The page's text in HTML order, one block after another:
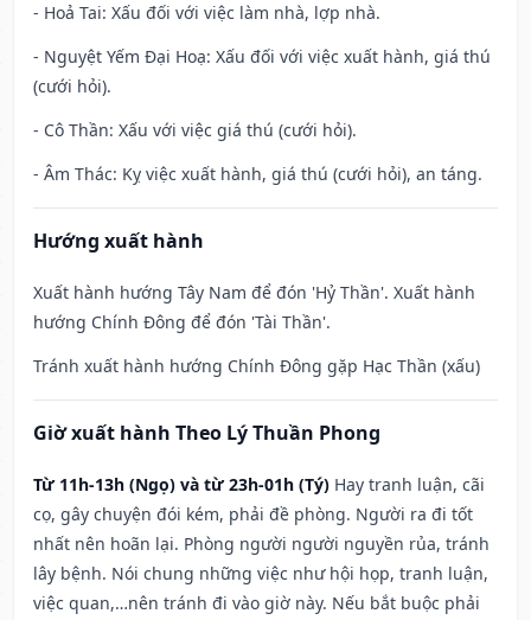
- Hoả Tai: Xấu đối với việc làm nhà, lợp nhà.
- Nguyệt Yếm Đại Hoạ: Xấu đối với việc xuất hành, giá thú
(cưới hỏi).
- Cô Thần: Xấu với việc giá thú (cưới hỏi).
- Âm Thác: Kỵ việc xuất hành, giá thú (cưới hỏi), an táng.
Hướng xuất hành
Xuất hành hướng Tây Nam để đón 'Hỷ Thần'. Xuất hành
hướng Chính Đông để đón 'Tài Thần'.
Tránh xuất hành hướng Chính Đông gặp Hạc Thần (xấu)
Giờ xuất hành Theo Lý Thuần Phong
Từ 11h-13h (Ngọ) và từ 23h-01h (Tý) Hay tranh luận, cãi
cọ, gây chuyện đói kém, phải đề phòng. Người ra đi tốt
nhất nên hoãn lại. Phòng người người nguyền rủa, tránh
lây bệnh. Nói chung những việc như hội họp, tranh luận,
việc quan,…nên tránh đi vào giờ này. Nếu bắt buộc phải